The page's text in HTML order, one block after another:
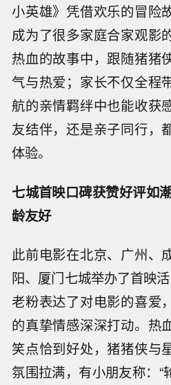
小英雄》凭借欢乐的冒险
成为了很多家庭合家观影
热血的故事中，跟随猪猪
气与热爱；家长不仅全程
航的亲情羁绊中也能收获
友结伴，还是亲子同行，
体验。
七城首映口碑获赞好评如
龄友好
此前电影在北京、广州、
阳、厦门七城举办了首映
老粉表达了对电影的喜爱
的真挚情感深深打动。热
笑点恰到好处，猪猪侠与
氛围拉满，有小朋友称：